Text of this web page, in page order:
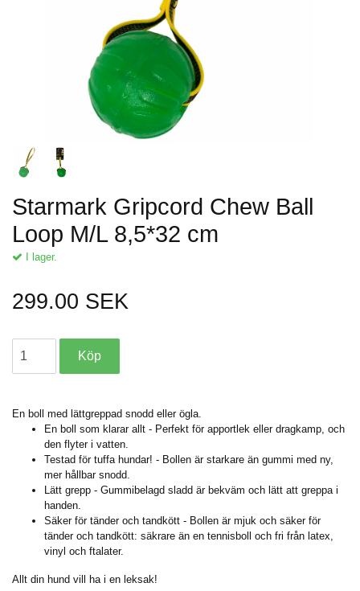
Starmark Gripcord Chew Ball
Loop M/L 8,5*32 cm
I lager.
299.00 SEK
En boll med lättgreppad snodd eller ögla.
En boll som klarar allt - Perfekt för apportlek eller dragkamp, och
den flyter i vatten.
Testad för tuffa hundar! - Bollen är starkare än gummi med ny,
mer hållbar snodd.
Lätt grepp - Gummibelagd sladd är bekväm och lätt att greppa i
handen.
Säker för tänder och tandkött - Bollen är mjuk och säker för
tänder och tandkött: säkrare än en tennisboll och fri från latex,
vinyl och ftalater.
Allt din hund vill ha i en leksak!